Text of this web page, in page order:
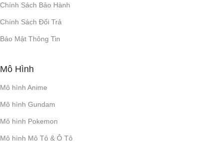
Chính Sách Bảo Hành
Chính Sách Đổi Trả
Bảo Mật Thông Tin
Mô Hình
Mô hình Anime
Mô hình Gundam
Mô hình Pokemon
Mô hình Mô Tô & Ô Tô